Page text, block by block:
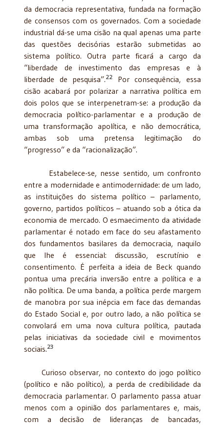
da democracia representativa, fundada na formação
de consensos com os governados. Com a sociedade
industrial dá-se uma cisão na qual apenas uma parte
das questões decisórias estarão submetidas ao
sistema político. Outra parte ficará a cargo da
“liberdade de investimento das empresas e à
liberdade de pesquisa”.22
Por consequência, essa
cisão acabará por polarizar a narrativa política em
dois polos que se interpenetram-se: a produção da
democracia político-parlamentar e a produção de
uma transformação apolítica, e não democrática,
ambas sob uma pretensa legitimação do
“progresso” e da “racionalização”.
Estabelece-se, nesse sentido, um confronto
entre a modernidade e antimodernidade: de um lado,
as instituições do sistema político – parlamento,
governo, partidos políticos – atuando sob a ótica da
economia de mercado. O esmaecimento da atividade
parlamentar é notado em face do seu afastamento
dos fundamentos basilares da democracia, naquilo
que lhe é essencial: discussão, escrutínio e
consentimento. É perfeita a ideia de Beck quando
pontua uma precária inversão entre a política e a
não política. De uma banda, a política perde margem
de manobra por sua inépcia em face das demandas
do Estado Social e, por outro lado, a não política se
convolará em uma nova cultura política, pautada
pelas iniciativas da sociedade civil e movimentos
sociais.23
Curioso observar, no contexto do jogo político
(político e não político), a perda de credibilidade da
democracia parlamentar. O parlamento passa atuar
menos com a opinião dos parlamentares e, mais,
com a decisão de lideranças de bancadas,